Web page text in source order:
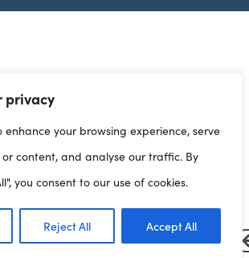
privacy
enhance your browsing experience, serve
content, and analyse our traffic. By
you consent to our use of cookies.
Reject All Accept All
Dangosfyrddau